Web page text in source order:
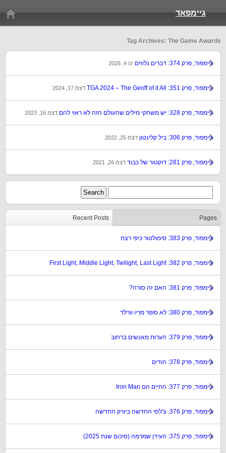
גיימפאד
Tag Archives: The Game Awards
גיימפוד, פרק 374: דברים נלוזים ינו 4, 2026
גיימפוד, פרק 351: TGA 2024 – The Geoff of it All דצמ 17, 2024
גיימפוד, פרק 328: יש משחקי מילים שהעולם הזה לא ראוי להם דצמ 16, 2023
גיימפוד, פרק 306: ביל קלינטון דצמ 25, 2022
גיימפוד, פרק 281: דוקטור של כבוד דצמ 26, 2021
Recent Posts Pages
גיימפוד, פרק 383: סימולטור כיפי רצח
גיימפוד, פרק 382: First Light, Middle Light, Twilight, Last Light
גיימפוד, פרק 381: האם זה סורה?
גיימפוד, פרק 380: לא סופר מריו וורלד
גיימפוד, פרק 379: הערות מאנשים ברחוב
גיימפוד, פרק 378: הודים
גיימפוד, פרק 377: החיים הם Iron Man
גיימפוד, פרק 376: צ'לסי החדשה ביורק החדשה
גיימפוד, פרק 375: העידן שמרמה (סיכום שנת 2025)